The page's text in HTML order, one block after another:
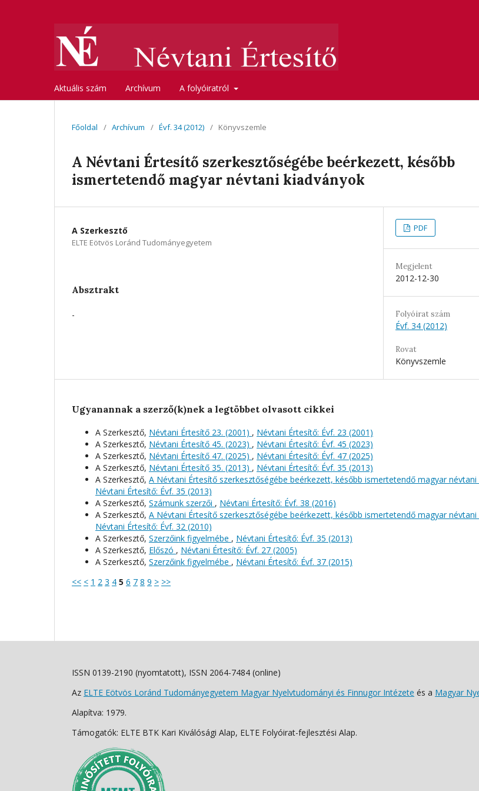
Aktuális szám Archívum A folyóiratról
Főoldal / Archívum / Évf. 34 (2012) / Könyvszemle
A Névtani Értesítő szerkesztőségébe beérkezett, később
ismertetendő magyar névtani kiadványok
A Szerkesztő
ELTE Eötvös Loránd Tudományegyetem
Absztrakt
-
PDF
Megjelent
2012-12-30
Folyóirat szám
Évf. 34 (2012)
Rovat
Könyvszemle
Ugyanannak a szerző(k)nek a legtöbbet olvasott cikkei
A Szerkesztő, Névtani Értesítő 23. (2001) , Névtani Értesítő: Évf. 23 (2001)
A Szerkesztő, Névtani Értesítő 45. (2023) , Névtani Értesítő: Évf. 45 (2023)
A Szerkesztő, Névtani Értesítő 47. (2025) , Névtani Értesítő: Évf. 47 (2025)
A Szerkesztő, Névtani Értesítő 35. (2013) , Névtani Értesítő: Évf. 35 (2013)
A Szerkesztő, A Névtani Értesítő szerkesztőségébe beérkezett, később ismertetendő magyar névtani
Névtani Értesítő: Évf. 35 (2013)
A Szerkesztő, Számunk szerzői , Névtani Értesítő: Évf. 38 (2016)
A Szerkesztő, A Névtani Értesítő szerkesztőségébe beérkezett, később ismertetendő magyar névtani
Névtani Értesítő: Évf. 32 (2010)
A Szerkesztő, Szerzőink figyelmébe , Névtani Értesítő: Évf. 35 (2013)
A Szerkesztő, Előszó , Névtani Értesítő: Évf. 27 (2005)
A Szerkesztő, Szerzőink figyelmébe , Névtani Értesítő: Évf. 37 (2015)
<< < 1 2 3 4 5 6 7 8 9 > >>
ISSN 0139-2190 (nyomtatott), ISSN 2064-7484 (online)
Az ELTE Eötvös Loránd Tudományegyetem Magyar Nyelvtudományi és Finnugor Intézete és a Magyar
Alapítva: 1979.
Támogatók: ELTE BTK Kari Kiválósági Alap, ELTE Folyóirat-fejlesztési Alap.